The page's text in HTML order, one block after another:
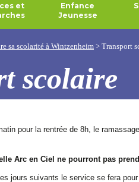
et
Enfance
Jeunesse
sa scolarité à Wintzenheim > Transport
scolaire
pour la rentrée de 8h, le
Arc en Ciel ne pourront pas
jours suivants le service se fera